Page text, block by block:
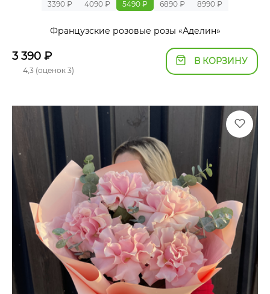
3390 ₽ 4090 ₽ 5490 ₽ 6890 ₽ 8990 ₽
Французские розовые розы «Аделин»
3 390 ₽
4,3 (оценок 3)
В КОРЗИНУ